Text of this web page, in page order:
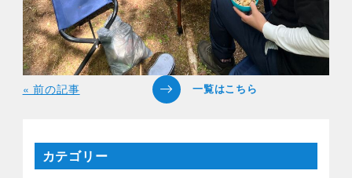
« 前の記事
カテゴリー